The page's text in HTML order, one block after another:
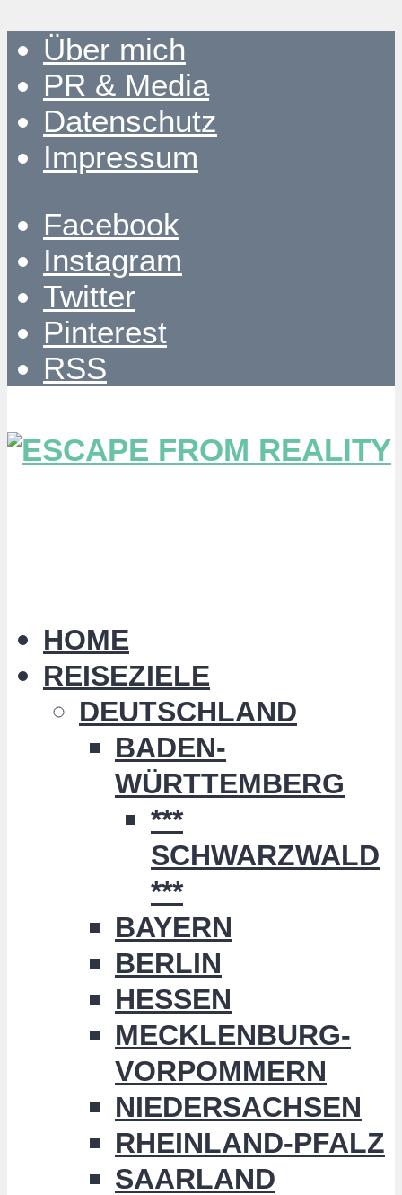
Über mich
PR & Media
Datenschutz
Impressum
Facebook
Instagram
Twitter
Pinterest
RSS
HOME
REISEZIELE
DEUTSCHLAND
BADEN-
WÜRTTEMBERG
***
SCHWARZWALD
***
BAYERN
BERLIN
HESSEN
MECKLENBURG-
VORPOMMERN
NIEDERSACHSEN
RHEINLAND-PFALZ
SAARLAND